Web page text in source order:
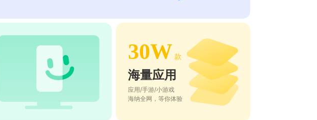
30W 款
海量应用
应用/手游/小游戏
海纳全网，等你体验